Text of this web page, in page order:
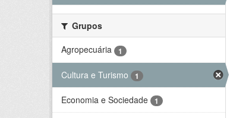
Grupos
Agropecuária
1
Cultura e Turismo 1
Economia e Sociedade 1